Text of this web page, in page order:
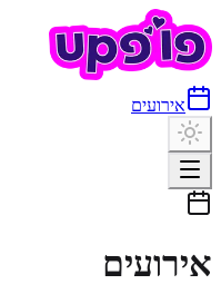
אירועים
אירועים